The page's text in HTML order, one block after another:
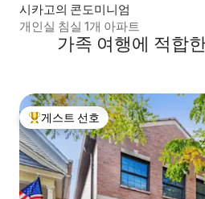
시카고의 콘도미니엄
개인실 침실 1개 아파트
가족 여행에 적합
상위 게스트 선호
게스트 선호